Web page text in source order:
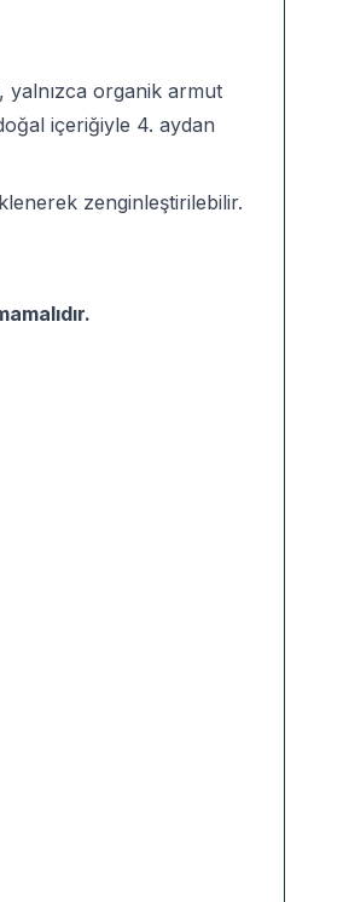
, yalnızca organik armut
içeriğiyle 4. aydan
zenginleştirilebilir.